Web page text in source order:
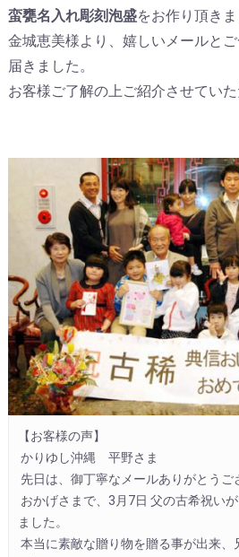
蛮甕名入れ彫刻泡盛をお作り頂き
金城恵美様より、嬉しいメールと
届きました。
お客様ご了解の上ご紹介させていた
【お客様の声】
ました。